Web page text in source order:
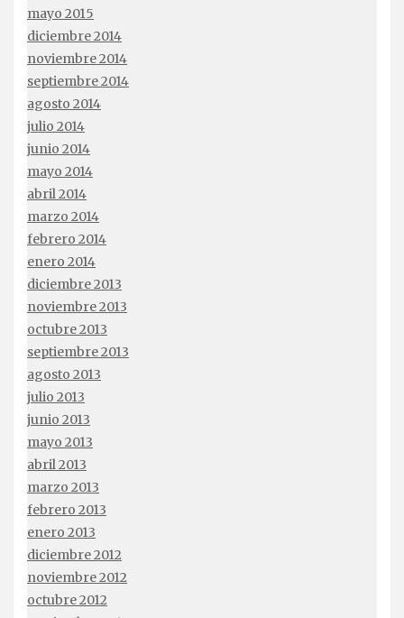
mayo 2015
diciembre 2014
noviembre 2014
septiembre 2014
agosto 2014
julio 2014
junio 2014
mayo 2014
abril 2014
marzo 2014
febrero 2014
enero 2014
diciembre 2013
noviembre 2013
octubre 2013
septiembre 2013
agosto 2013
julio 2013
junio 2013
mayo 2013
abril 2013
marzo 2013
febrero 2013
enero 2013
diciembre 2012
noviembre 2012
octubre 2012